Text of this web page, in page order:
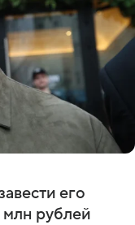
его
млн рублей